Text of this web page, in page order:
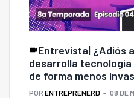
Entrevista| ¿Adiós
desarrolla
de forma menos
POR ENTREPRENERD 08 DE